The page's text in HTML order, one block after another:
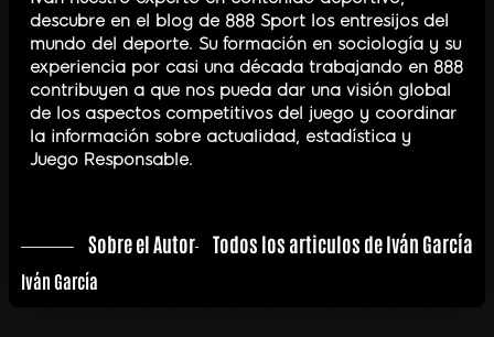
descubre en el blog de 888 Sport los entresijos del
mundo del deporte. Su formación en sociología y su
experiencia por casi una década trabajando en 888
contribuyen a que nos pueda dar una visión global
de los aspectos competitivos del juego y coordinar
la información sobre actualidad, estadística y
Juego Responsable.
Sobre el Autor Todos los articulos de Iván García
Iván García